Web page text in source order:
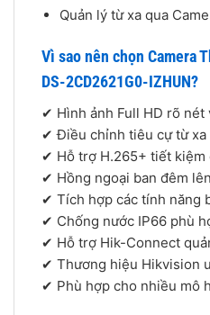
Quản lý từ xa qua
Vì sao nên chọn Camera
DS-2CD2621G0-IZHUN?
✔ Hình ảnh Full HD rõ nét
✔ Điều chỉnh tiêu cự từ xa
✔ Hỗ trợ H.265+ tiết kiệm
✔ Hồng ngoại ban đêm
✔ Tích hợp các tính năng
✔ Chống nước IP66 phù
✔ Hỗ trợ Hik-Connect
✔ Thương hiệu Hikvision
✔ Phù hợp cho nhiều mô